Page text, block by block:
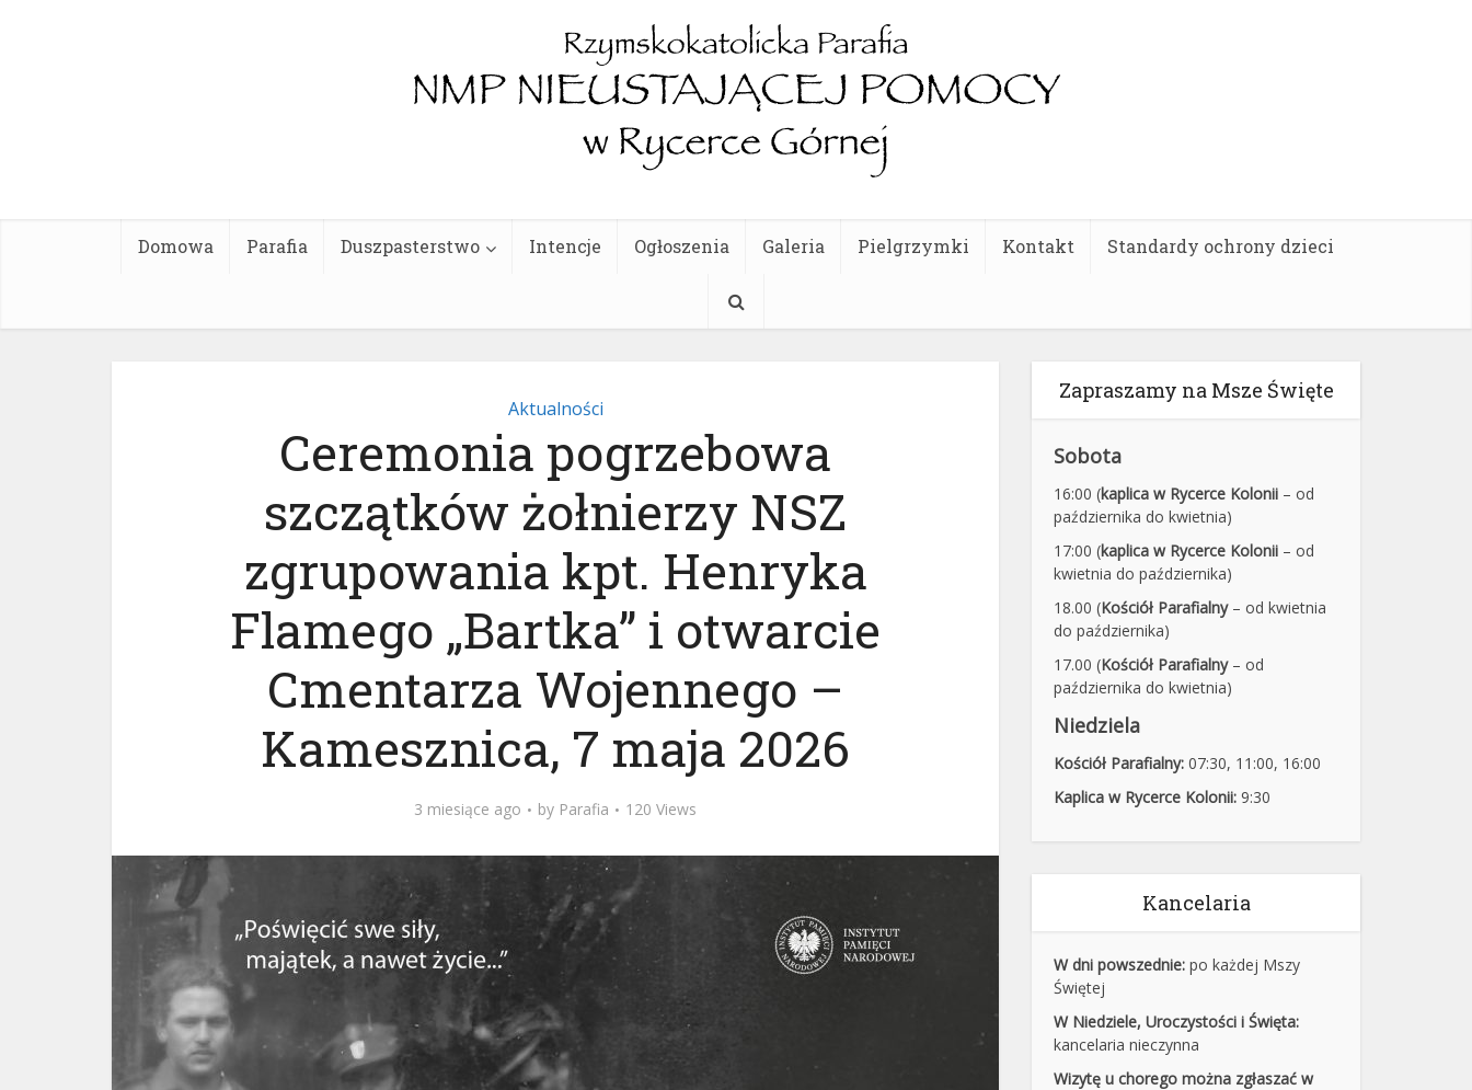
Domowa Parafia Duszpasterstwo Intencje Ogłoszenia Galeria Pielgrzymki Kontakt Standardy ochrony dzieci
Aktualności
Ceremonia pogrzebowa
szczątków żołnierzy NSZ
zgrupowania kpt. Henryka
Flamego „Bartka” i otwarcie
Cmentarza Wojennego –
Kamesznica, 7 maja 2026
3 miesiące ago by Parafia 120 Views
Zapraszamy na Msze Święte
Sobota
16:00 (kaplica w Rycerce Kolonii – od
października do kwietnia)
17:00 (kaplica w Rycerce Kolonii – od
kwietnia do października)
18.00 (Kościół Parafialny– od kwietnia
do października)
17.00 (Kościół Parafialny– od
października do kwietnia)
Niedziela
Kościół Parafialny: 07:30, 11:00, 16:00
Kaplica w Rycerce Kolonii: 9:30
Kancelaria
W dni powszednie: po każdej Mszy
Świętej
W Niedziele, Uroczystości i Święta:
kancelaria nieczynna
Wizytę u chorego można zgłaszać w